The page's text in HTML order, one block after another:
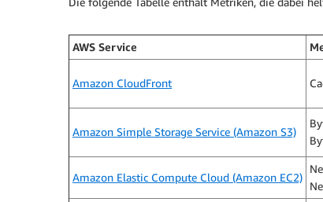
AWS Service
Amazon CloudFront
Amazon Simple Storage Service (Amazon S3)
Amazon Elastic Compute Cloud (Amazon EC2)